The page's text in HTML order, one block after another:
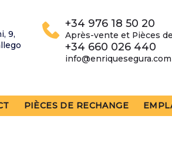
9,
+34 976 18 50 20
Après-vente et Pièces
+34 660 026 440
info@enriquesegura.com
PIÈCES DE RECHANGE